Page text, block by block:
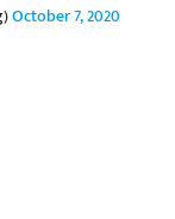
October 7, 2020